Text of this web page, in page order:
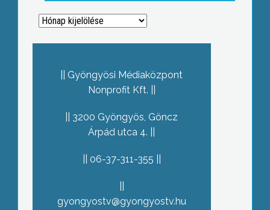
Archívum
Gyöngyösi Médiaközpont
Nonprofit Kft.
3200 Gyöngyös, Göncz
Árpád utca 4.
06-37-311-355
gyongyostv@gyongyostv.hu